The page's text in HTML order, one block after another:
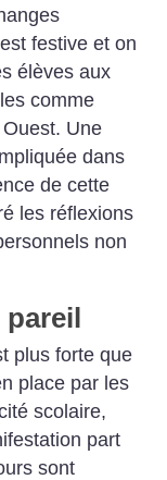
festive et on
élèves aux
comme
Une
dans
de cette
les réflexions
non
plus forte que
place par les
scolaire,
part
sont